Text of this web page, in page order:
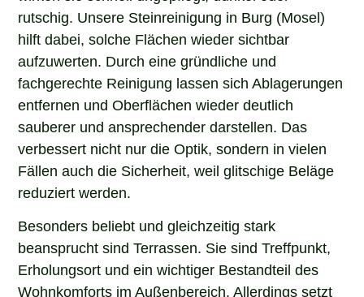
rutschig. Unsere Steinreinigung in Burg (Mosel)
hilft dabei, solche Flächen wieder sichtbar
aufzuwerten. Durch eine gründliche und
fachgerechte Reinigung lassen sich Ablagerungen
entfernen und Oberflächen wieder deutlich
sauberer und ansprechender darstellen. Das
verbessert nicht nur die Optik, sondern in vielen
Fällen auch die Sicherheit, weil glitschige Beläge
reduziert werden.
Besonders beliebt und gleichzeitig stark
beansprucht sind Terrassen. Sie sind Treffpunkt,
Erholungsort und ein wichtiger Bestandteil des
Wohnkomforts im Außenbereich. Allerdings setzt